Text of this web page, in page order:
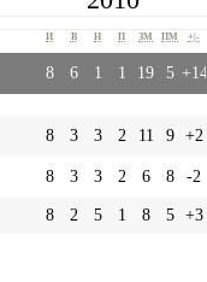
И В Н П ЗМ ПМ +|-
8 6 1 1 19 5 +14
8 3 3 2 11 9 +2
8 3 3 2 6 8 -2
8 2 5 1 8 5 +3